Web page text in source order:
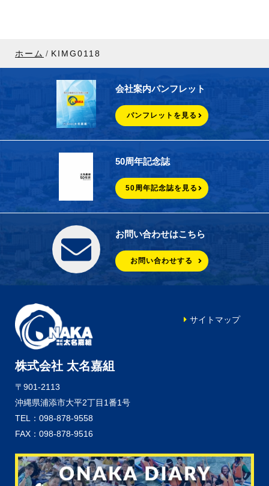
ホーム KIMG0118
会社案内パンフレット
パンフレットを見る
50周年記念誌
50周年記念誌を見る
お問い合わせはこちら
お問い合わせする
株式会社 太名嘉組
〒901-2113
沖縄県浦添市大平2丁目1番1号
TEL：098-878-9558
FAX：098-878-9516
サイトマップ